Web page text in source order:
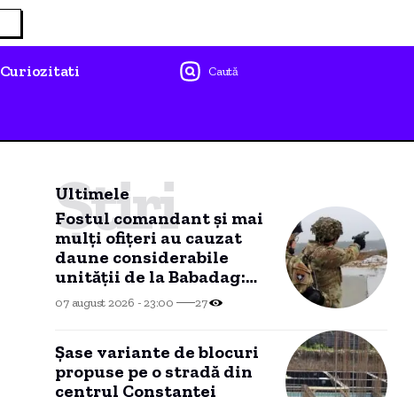
Curiozitati Caută
Ultimele
Știri
Fostul comandant și mai
mulți ofițeri au cauzat
daune considerabile
unității de la Babadag:
paguba NU mai poate fi
recuperată dintr-un
07 august 2026 - 23:00 27
Șase variante de blocuri
propuse pe o stradă din
centrul Constanței